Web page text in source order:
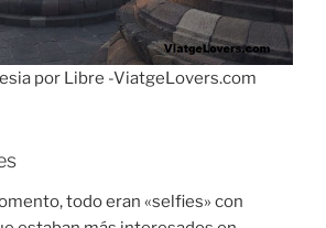
por Libre -ViatgeLovers.com
todo eran «selfies» con